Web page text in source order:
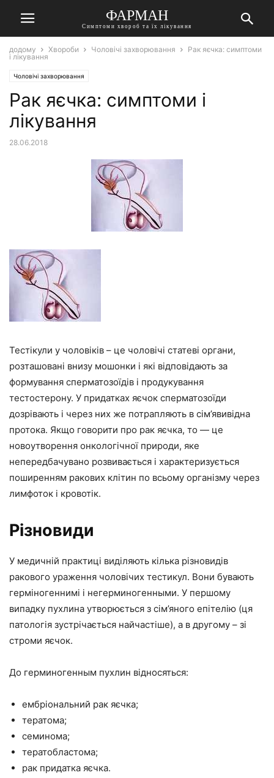
ФАРМАН
Симптоми хвороб та їх лікування
додому Хвороби Чоловічі захворювання
Рак яєчка: симптоми
і лікування
Чоловічі захворювання
Рак яєчка: симптоми і
лікування
28.06.2018
Тестікули у чоловіків – це чоловічі статеві органи,
розташовані внизу мошонки і які відповідають за
формування сперматозоїдів і продукування
тестостерону. У придатках яєчок сперматозоїди
дозрівають і через них же потрапляють в сім’явивідна
протока. Якщо говорити про рак яєчка, то — це
новоутворення онкологічної природи, яке
непередбачувано розвивається і характеризується
поширенням ракових клітин по всьому організму через
лимфоток і кровотік.
Різновиди
У медичній практиці виділяють кілька різновидів
ракового ураження чоловічих тестикул. Вони бувають
герміногеннимі і негерминогенными. У першому
випадку пухлина утворюється з сім’яного епітелію (ця
патологія зустрічається найчастіше), а в другому – зі
строми яєчок.
До герминогенным пухлин відносяться:
ембріональний рак яєчка;
тератома;
семинома;
тератобластома;
рак придатка яєчка.